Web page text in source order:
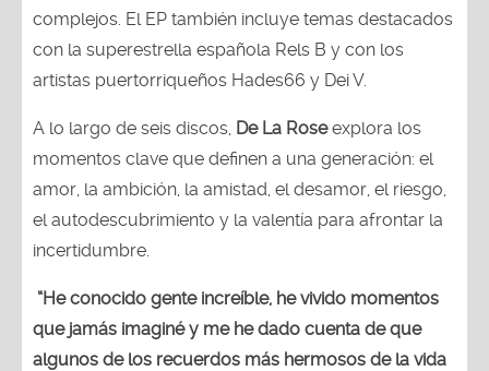
complejos. El EP también incluye temas destacados
con la superestrella española Rels B y con los
artistas puertorriqueños Hades66 y Dei V.
A lo largo de seis discos, De La Roseexplora los
momentos clave que definen a una generación: el
amor, la ambición, la amistad, el desamor, el riesgo,
el autodescubrimiento y la valentía para afrontar la
incertidumbre.
“He conocido gente increíble, he vivido momentos
que jamás imaginé y me he dado cuenta de que
algunos de los recuerdos más hermosos de la vida